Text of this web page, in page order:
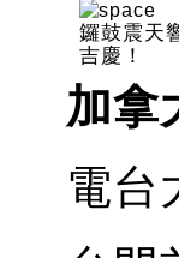
鑼鼓震天
吉慶！
加拿
電台